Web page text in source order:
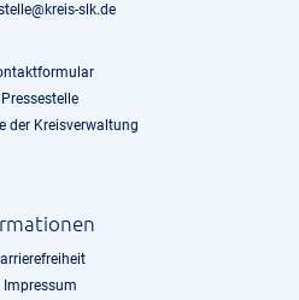
slk.de
Pressestelle
der Kreisverwaltung
Impressum